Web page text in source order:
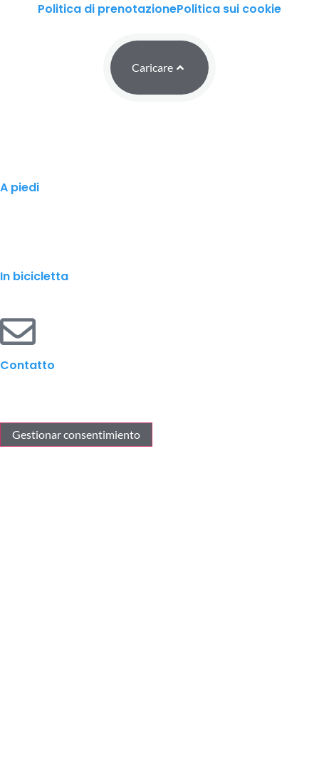
Politica di prenotazionePolitica sui cookie
Caricare
A piedi
In bicicletta
Contatto
Gestionar consentimiento